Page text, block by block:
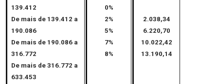
139.412
De mais de 139.412 a
190.086
De mais de 190.086 a
316.772
De mais de 316.772 a
633.453
0%
2%
5%
7%
8%
2.038,34
6.220,70
10.022,42
13.190,14